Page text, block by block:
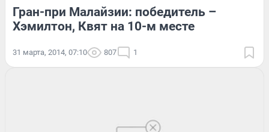
Гран-при Малайзии: победитель –
Хэмилтон, Квят на 10-м месте
31 марта, 2014, 07:10 807 1